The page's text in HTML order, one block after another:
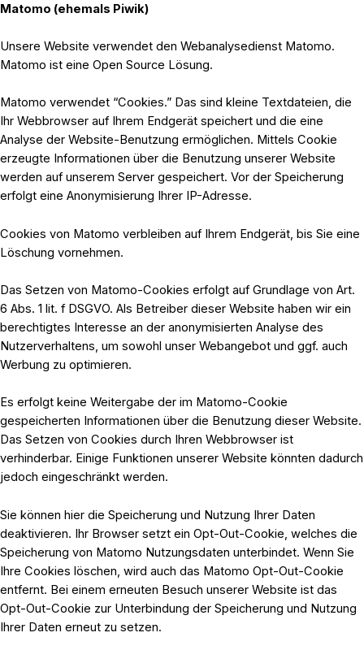
Matomo (ehemals Piwik)
Unsere Website verwendet den Webanalysedienst Matomo.
Matomo ist eine Open Source Lösung.
Matomo verwendet “Cookies.” Das sind kleine Textdateien, die
Ihr Webbrowser auf Ihrem Endgerät speichert und die eine
Analyse der Website-Benutzung ermöglichen. Mittels Cookie
erzeugte Informationen über die Benutzung unserer Website
werden auf unserem Server gespeichert. Vor der Speicherung
erfolgt eine Anonymisierung Ihrer IP-Adresse.
Cookies von Matomo verbleiben auf Ihrem Endgerät, bis Sie eine
Löschung vornehmen.
Das Setzen von Matomo-Cookies erfolgt auf Grundlage von Art.
6 Abs. 1 lit. f DSGVO. Als Betreiber dieser Website haben wir ein
berechtigtes Interesse an der anonymisierten Analyse des
Nutzerverhaltens, um sowohl unser Webangebot und ggf. auch
Werbung zu optimieren.
Es erfolgt keine Weitergabe der im Matomo-Cookie
gespeicherten Informationen über die Benutzung dieser Website.
Das Setzen von Cookies durch Ihren Webbrowser ist
verhinderbar. Einige Funktionen unserer Website könnten dadurch
jedoch eingeschränkt werden.
Sie können hier die Speicherung und Nutzung Ihrer Daten
deaktivieren. Ihr Browser setzt ein Opt-Out-Cookie, welches die
Speicherung von Matomo Nutzungsdaten unterbindet. Wenn Sie
Ihre Cookies löschen, wird auch das Matomo Opt-Out-Cookie
entfernt. Bei einem erneuten Besuch unserer Website ist das
Opt-Out-Cookie zur Unterbindung der Speicherung und Nutzung
Ihrer Daten erneut zu setzen.